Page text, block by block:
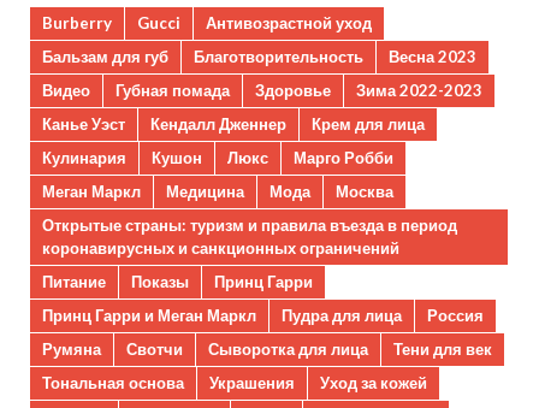
Burberry Gucci
Антивозрастной уход
Бальзам для губ
Благотворительность
Весна 2023
Видео
Губная помада Здоровье
Зима 2022-2023
Канье Уэст
Кендалл Дженнер
Крем для лица
Кулинария
Кушон Люкс
Марго Робби
Меган Маркл
Медицина Мода
Москва
Открытые страны: туризм и правила въезда в период
коронавирусных и санкционных ограничений
Питание
Показы
Принц Гарри
Принц Гарри и Меган Маркл
Пудра для лица
Россия
Румяна
Свотчи Сыворотка для лица
Тени для век
Тональная основа
Украшения
Уход за кожей